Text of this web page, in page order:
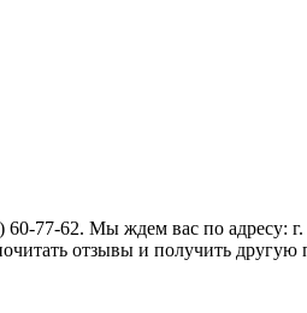
77-62. Мы ждем вас по адресу:
отзывы и получить